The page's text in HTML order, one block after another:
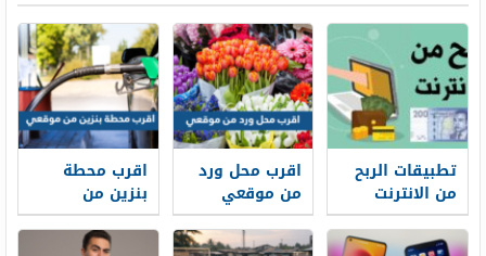
تطبيقات الربح
من الانترنت
مناسبة للاعبين
في مصر
اقرب محل ورد
من موقعي
اقرب محطة
بنزين من
موقعي الان